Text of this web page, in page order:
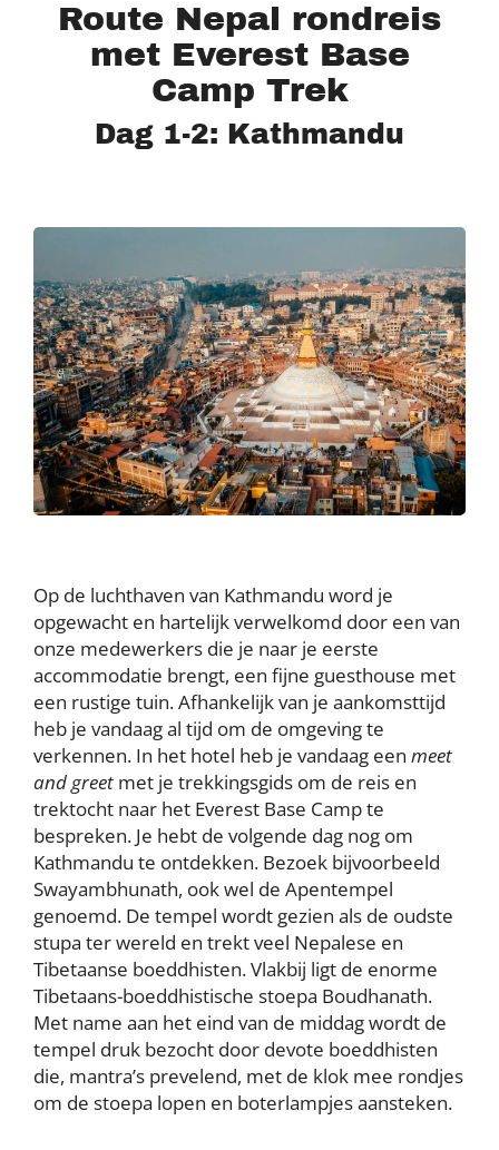
Route Nepal rondreis
met Everest Base
Camp Trek
Dag 1-2: Kathmandu
Op de luchthaven van Kathmandu word je
opgewacht en hartelijk verwelkomd door een van
onze medewerkers die je naar je eerste
accommodatie brengt, een fijne guesthouse met
een rustige tuin. Afhankelijk van je aankomsttijd
heb je vandaag al tijd om de omgeving te
verkennen. In het hotel heb je vandaag een meet
and greet met je trekkingsgids om de reis en
trektocht naar het Everest Base Camp te
bespreken. Je hebt de volgende dag nog om
Kathmandu te ontdekken. Bezoek bijvoorbeeld
Swayambhunath, ook wel de Apentempel
genoemd. De tempel wordt gezien als de oudste
stupa ter wereld en trekt veel Nepalese en
Tibetaanse boeddhisten. Vlakbij ligt de enorme
Tibetaans-boeddhistische stoepa Boudhanath.
Met name aan het eind van de middag wordt de
tempel druk bezocht door devote boeddhisten
die, mantra’s prevelend, met de klok mee rondjes
om de stoepa lopen en boterlampjes aansteken.